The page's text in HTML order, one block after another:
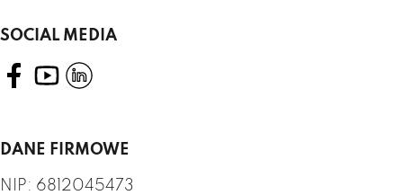
SOCIAL MEDIA
DANE FIRMOWE
NIP: 6812045473